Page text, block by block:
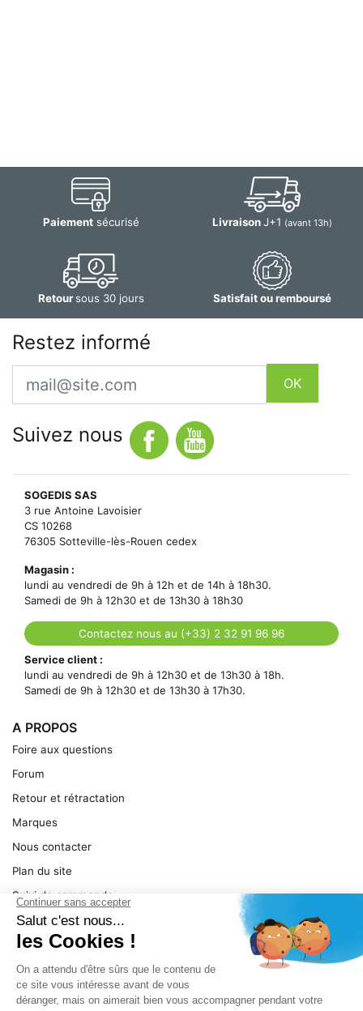
Paiementsécurisé LivraisonJ+1 (avant 13h)
Retoursous 30 jours Satisfait ou remboursé
Restez informé
Email
OK
Suivez nous
SOGEDIS SAS
3 rue Antoine Lavoisier
CS 10268
76305 Sotteville-lès-Rouen cedex
Magasin :
lundi au vendredi de 9h à 12h et de 14h à 18h30.
Samedi de 9h à 12h30 et de 13h30 à 18h30
Contactez nous au (+33) 2 32 91 96 96
Service client :
lundi au vendredi de 9h à 12h30 et de 13h30 à 18h.
Samedi de 9h à 12h30 et de 13h30 à 17h30.
A PROPOS
Foire aux questions
Forum
Retour et rétractation
Marques
Nous contacter
Plan du site
Suivi de commande
Ma facture
Mentions légales
Conditions générales
SERVICE